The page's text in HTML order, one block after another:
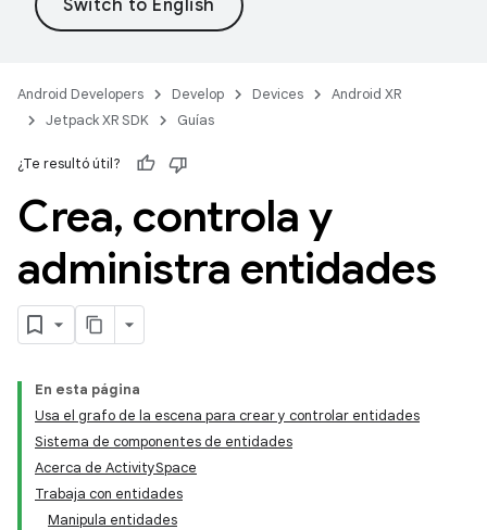
Android Developers Develop Devices
Android XR
Jetpack XR SDK
Guías
¿Te resultó útil?
Crea, controla y
administra entidades
En esta página
Usa el grafo de la escena para crear y controlar entidades
Sistema de componentes de entidades
Acerca de ActivitySpace
Trabaja con entidades
Manipula entidades